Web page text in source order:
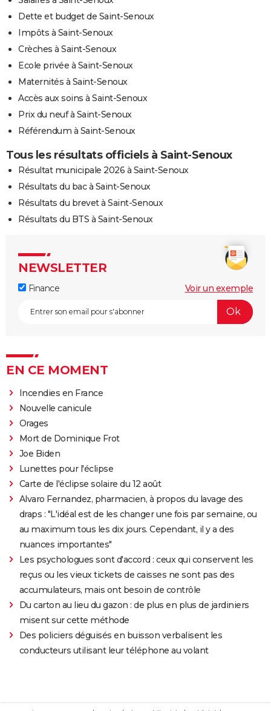
Dette et budget de Saint-Senoux
Impôts à Saint-Senoux
Crèches à Saint-Senoux
Ecole privée à Saint-Senoux
Maternités à Saint-Senoux
Accès aux soins à Saint-Senoux
Prix du neuf à Saint-Senoux
Référendum à Saint-Senoux
Tous les résultats officiels à Saint-Senoux
Résultat municipale 2026 à Saint-Senoux
Résultats du bac à Saint-Senoux
Résultats du brevet à Saint-Senoux
Résultats du BTS à Saint-Senoux
NEWSLETTER
Finance Voir un exemple
EN CE MOMENT
Incendies en France
Nouvelle canicule
Orages
Mort de Dominique Frot
Joe Biden
Lunettes pour l'éclipse
Carte de l'éclipse solaire du 12 août
Alvaro Fernandez, pharmacien, à propos du lavage des
draps : "L'idéal est de les changer une fois par semaine, ou
au maximum tous les dix jours. Cependant, il y a des
nuances importantes"
Les psychologues sont d'accord : ceux qui conservent les
reçus ou les vieux tickets de caisses ne sont pas des
accumulateurs, mais ont besoin de contrôle
Du carton au lieu du gazon : de plus en plus de jardiniers
misent sur cette méthode
Des policiers déguisés en buisson verbalisent les
conducteurs utilisant leur téléphone au volant